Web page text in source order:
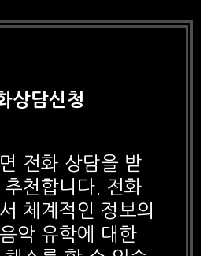
상담신청
전화 상담을 받
천합니다. 전화
체계적인 정보의
악 유학에 대한